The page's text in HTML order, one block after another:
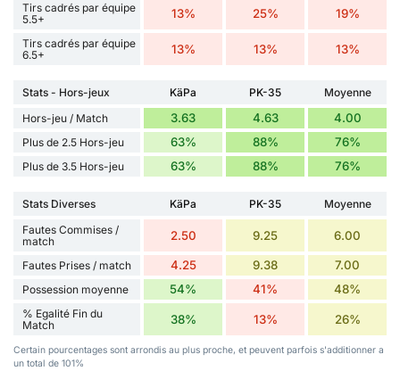
Tirs cadrés par équipe
5.5+
13% 25% 19%
Tirs cadrés par équipe
6.5+
13% 13% 13%
Stats - Hors-jeux KäPa PK-35
Moyenne
Hors-jeu / Match
3.63 4.63 4.00
Plus de 2.5 Hors-jeu 63% 88% 76%
Plus de 3.5 Hors-jeu 63% 88% 76%
Stats Diverses KäPa PK-35
Moyenne
Fautes Commises /
match
2.50 9.25 6.00
Fautes Prises / match 4.25 9.38 7.00
Possession moyenne 54% 41% 48%
% Egalité Fin du
Match
38% 13% 26%
Certain pourcentages sont arrondis au plus proche, et peuvent parfois s'additionner a
un total de 101%